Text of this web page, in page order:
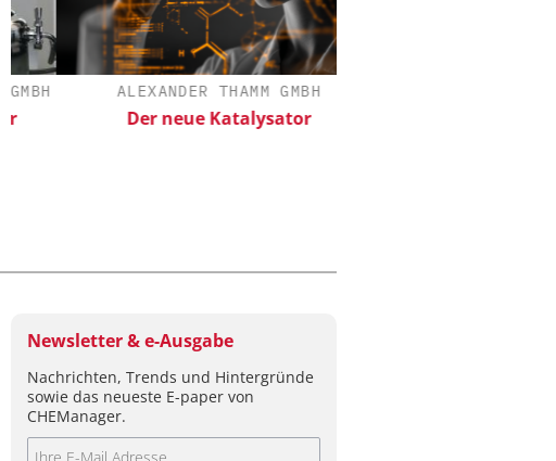
ALEXANDER THAMM GMBH
Der neue Katalysator
Newsletter & e-Ausgabe
Nachrichten, Trends und Hintergründe
sowie das neueste E-paper von
CHEManager.